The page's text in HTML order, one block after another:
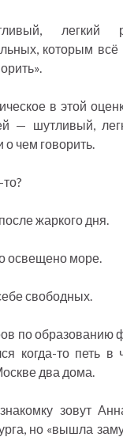
легкий
которым всё
в этой
— шутливый,
о чем говорить.
жаркого дня.
освещено море.
свободных.
по образованию
когда-то петь в
два дома.
зовут
но «вышла